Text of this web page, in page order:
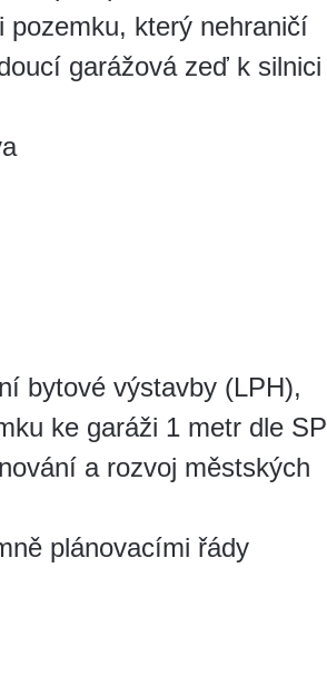
pozemku, který nehraničí
garážová zeď k silnici
bytové výstavby (LPH),
ke garáži 1 metr dle SP
a rozvoj městských
plánovacími řády